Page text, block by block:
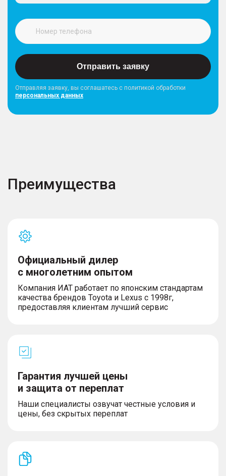
Отправить заявку
Отправляя заявку, вы соглашатесь с политикой обработки
персональных данных
Преимущества
Официальный дилер
с многолетним опытом
Компания ИАТ работает по японским стандартам
качества брендов Toyota и Lexus с 1998г,
предоставляя клиентам лучший сервис
Гарантия лучшей цены
и защита от переплат
Наши специалисты озвучат честные условия и
цены, без скрытых переплат